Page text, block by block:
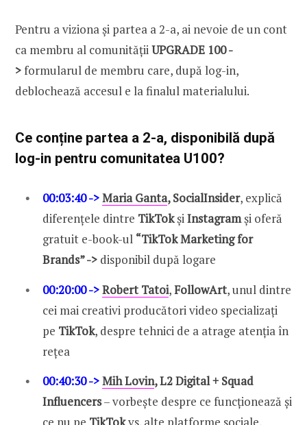
Pentru a viziona și partea a 2-a, ai nevoie de un cont
ca membru al comunitățiiUPGRADE 100 -
>formularul de membru care, după log-in,
deblochează accesul e la finalul materialului.
Ce conține partea a 2-a, disponibilă după
log-in pentru comunitatea U100?
00:03:40 ->Maria Ganta, SocialInsider, explică
diferențele dintre TikTokșiInstagramși oferă
gratuit e-book-ul “TikTok Marketing for
Brands” -> disponibil după logare
00:20:00 ->Robert Tatoi,FollowArt, unul dintre
cei mai creativi producători video specializați
pe TikTok, despre tehnici de a atrage atenția în
rețea
00:40:30 ->Mih Lovin, L2 Digital + Squad
Influencers– vorbește despre ce funcționează și